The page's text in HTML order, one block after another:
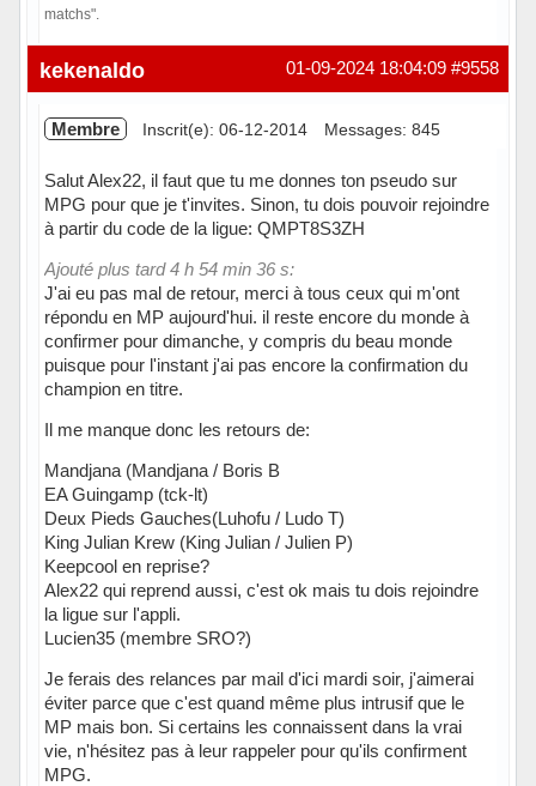
matchs".
Hors ligne #9558
01-09-2024 18:04:09
kekenaldo
Membre Inscrit(e): 06-12-2014 Messages: 845
Salut Alex22, il faut que tu me donnes ton pseudo sur
MPG pour que je t'invites. Sinon, tu dois pouvoir rejoindre
à partir du code de la ligue: QMPT8S3ZH
Ajouté plus tard 4 h 54 min 36 s:
J'ai eu pas mal de retour, merci à tous ceux qui m'ont
répondu en MP aujourd'hui. il reste encore du monde à
confirmer pour dimanche, y compris du beau monde
puisque pour l'instant j'ai pas encore la confirmation du
champion en titre.
Il me manque donc les retours de:
Mandjana (Mandjana / Boris B
EA Guingamp (tck-lt)
Deux Pieds Gauches(Luhofu / Ludo T)
King Julian Krew (King Julian / Julien P)
Keepcool en reprise?
Alex22 qui reprend aussi, c'est ok mais tu dois rejoindre
la ligue sur l'appli.
Lucien35 (membre SRO?)
Je ferais des relances par mail d'ici mardi soir, j'aimerai
éviter parce que c'est quand même plus intrusif que le
MP mais bon. Si certains les connaissent dans la vrai
vie, n'hésitez pas à leur rappeler pour qu'ils confirment
MPG.